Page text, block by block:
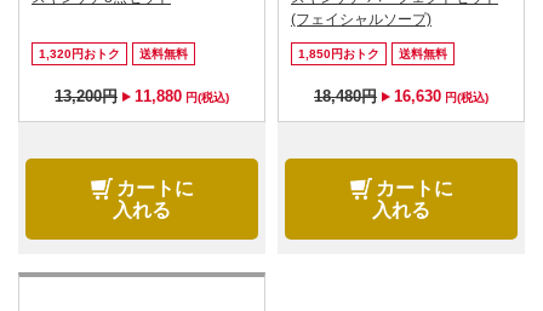
1,320円おトク 送料無料
13,200円 11,880 円(税込)
カートに
入れる
(フェイシャルソープ)
1,850円おトク 送料無料
18,480円 16,630 円(税込)
カートに
入れる